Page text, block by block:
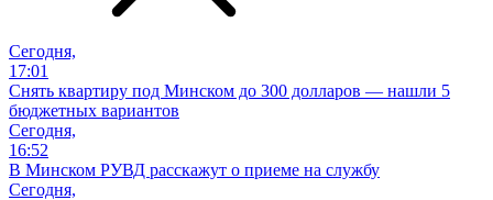
Сегодня,
17:01
Снять квартиру под Минском до 300 долларов — нашли 5
бюджетных вариантов
Сегодня,
16:52
В Минском РУВД расскажут о приеме на службу
Сегодня,